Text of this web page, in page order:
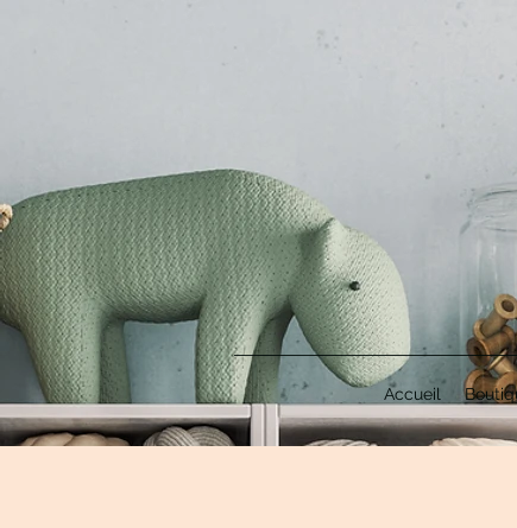
Accueil